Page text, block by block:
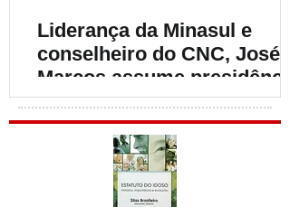
Liderança da Minasul e
conselheiro do CNC, José
Marcos assume presidência
do INCI